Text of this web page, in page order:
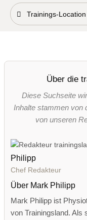
Trainings-
Über die
Diese Suchseite
Inhalte stammen von
von unseren
Philipp
Chef Redakteur
Über Mark Philipp
Mark Philipp ist
von Trainingsland. Als